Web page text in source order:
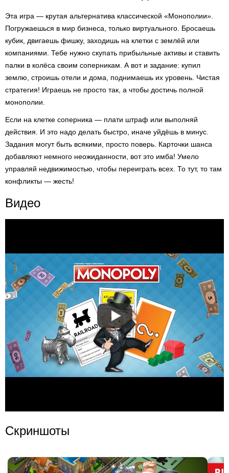
Эта игра — крутая альтернатива классической «Монополии».
Погружаешься в мир бизнеса, только виртуального. Бросаешь
кубик, двигаешь фишку, заходишь на клетки с землёй или
компаниями. Тебе нужно скупать прибыльные активы и ставить
палки в колёса своим соперникам. А вот и задание: купил
землю, строишь отели и дома, поднимаешь их уровень. Чистая
стратегия! Играешь не просто так, а чтобы достичь полной
монополии.
Если на клетке соперника — плати штраф или выполняй
действия. И это надо делать быстро, иначе уйдёшь в минус.
Задания могут быть всякими, просто поверь. Карточки шанса
добавляют немного неожиданности, вот это имба! Умело
управляй недвижимостью, чтобы переиграть всех. То тут, то там
конфликты — жесть!
Видео
Скриншоты